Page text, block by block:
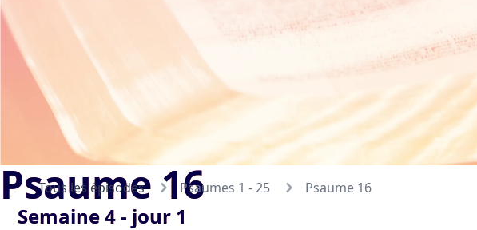
Psaume 16
Semaine 4 - jour 1
Tous les épisodes Psaumes 1 - 25 Psaume 16